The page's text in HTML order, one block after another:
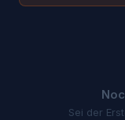
Sei der